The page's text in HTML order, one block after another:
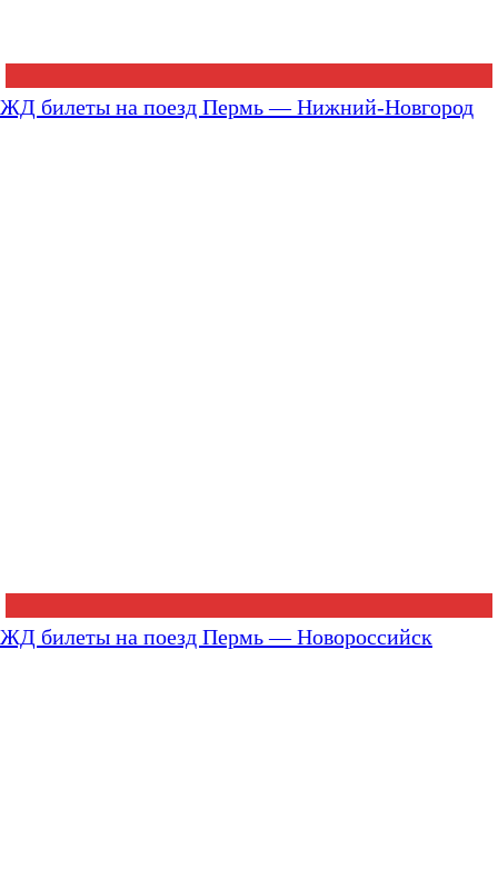
ЖД билеты на поезд Пермь — Нижний-Новгород
ЖД билеты на поезд Пермь — Новороссийск